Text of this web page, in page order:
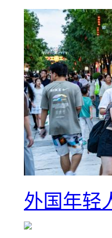
外国年轻